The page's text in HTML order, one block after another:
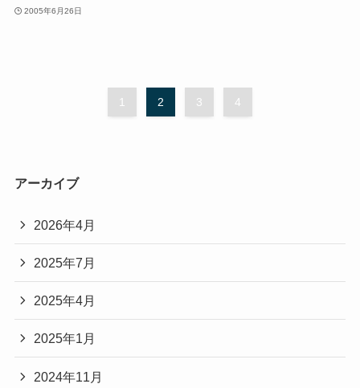
2005年6月26日
1 2 3 4
アーカイブ
2026年4月
2025年7月
2025年4月
2025年1月
2024年11月